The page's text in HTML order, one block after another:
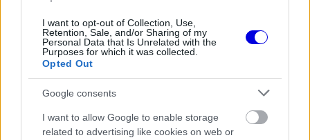
I want to opt-out of Collection, Use,
Retention, Sale, and/or Sharing of my
Personal Data that Is Unrelated with the
Purposes for which it was collected.
Opted Out
Google consents
I want to allow Google to enable storage
related to advertising like cookies on web or
Hiába a hatalmas fejlesztési ugrás,
óriási a baj az Aston Martinnál
FORMA-1
mégis elvetették a Ferrari nagy
trükkjét